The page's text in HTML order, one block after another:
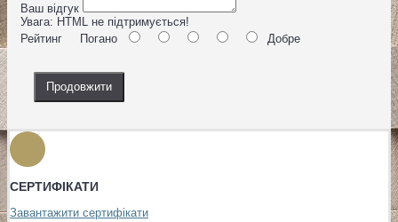
Ваш відгук
Увага: HTML не підтримується!
Рейтинг Погано Добре
Продовжити
СЕРТИФІКАТИ
Завантажити сертифікати